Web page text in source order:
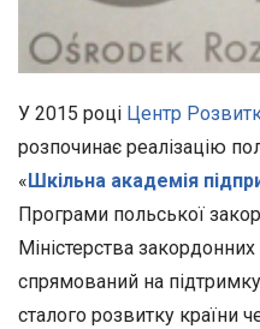
У 2015 році Центр
розпочинає реалізацію
« Шкільна академія
Програми польської
Міністерства
спрямований на
сталого розвитку країни